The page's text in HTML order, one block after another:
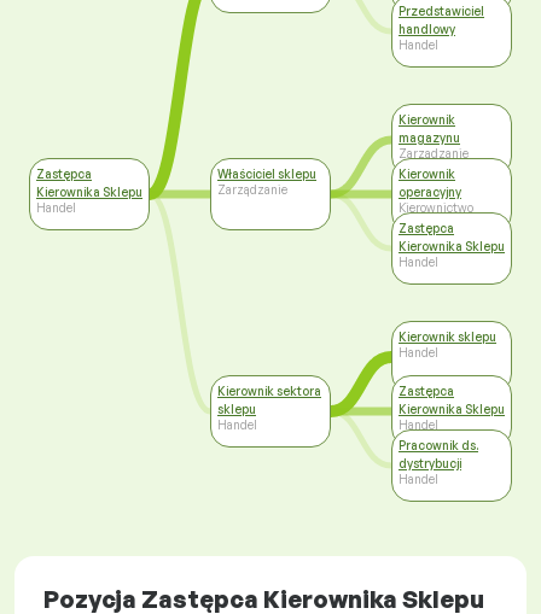
Zastępca
Kierownika Sklepu
Handel
Właściciel sklepu
Zarządzanie
Kierownik sektora
sklepu
Handel
Przedstawiciel
handlowy
Handel
Kierownik
magazynu
Zarządzanie
Kierownik
operacyjny
Kierownictwo
wysokiego szczebla
Zastępca
Kierownika Sklepu
Handel
Kierownik sklepu
Handel
Zastępca
Kierownika Sklepu
Handel
Pracownik ds.
dystrybucji
Handel
Pozycja Zastępca Kierownika Sklepu